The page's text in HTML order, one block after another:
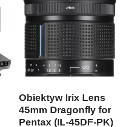
Obiektyw Irix Lens
45mm Dragonfly for
Pentax (IL-45DF-PK)